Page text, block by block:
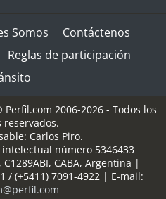
Somos
Contáctenos
Reglas de participación
Perfil.com 2006-2026 - Todos los
reservados.
Carlos Piro.
número 5346433
C1289ABI, CABA, Argentina |
/ (+5411) 7091-4922| E-mail: